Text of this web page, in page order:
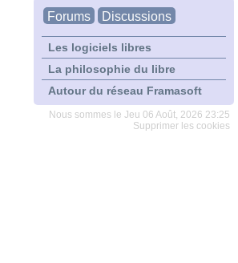
Forums Discussions
Les logiciels libres
La philosophie du libre
Autour du réseau Framasoft
Nous sommes le Jeu 06 Août, 2026 23:25
Supprimer les cookies